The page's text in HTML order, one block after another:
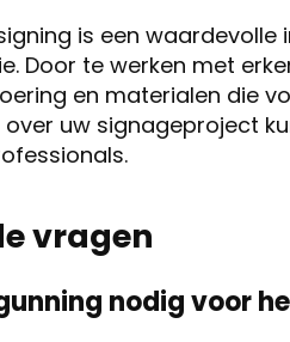
is een
Door te werken met
en materialen die
uw signageproject
vragen
nodig voor